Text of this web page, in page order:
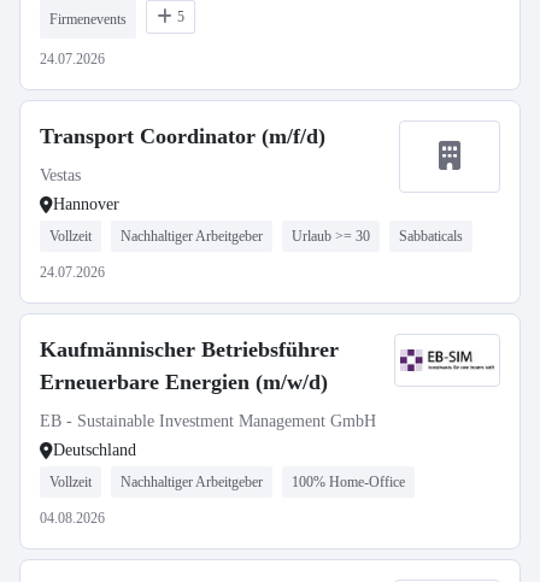
Firmenevents 5
24.07.2026
Transport Coordinator (m/f/d)
Vestas
Hannover
Vollzeit Nachhaltiger Arbeitgeber Urlaub >= 30 Sabbaticals
24.07.2026
Kaufmännischer Betriebsführer
Erneuerbare Energien (m/w/d)
EB - Sustainable Investment Management GmbH
Deutschland
Vollzeit Nachhaltiger Arbeitgeber 100% Home-Office
04.08.2026